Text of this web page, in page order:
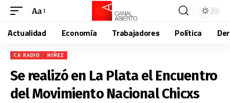
Aa
Actualidad Economía Trabajadores Política
CA RADIO NIÑEZ
Se realizó en La Plata el Encuentro
del Movimiento Nacional Chicxs